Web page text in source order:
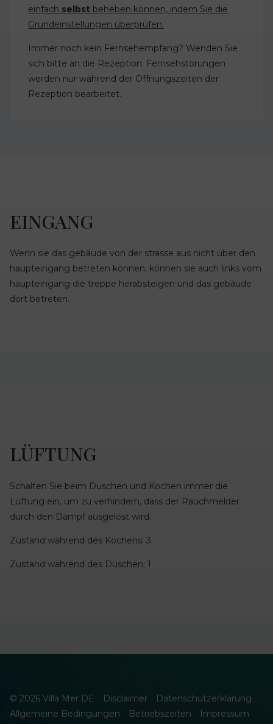
einfach selbst beheben können, indem Sie die
Grundeinstellungen überprüfen.
Immer noch kein Fernsehempfang? Wenden Sie
sich bitte an die Rezeption. Fernsehstörungen
werden nur während der Öffnungszeiten der
Rezeption bearbeitet.
EINGANG
Wenn sie das gebäude von der strasse aus nicht über den
haupteingang betreten können, können sie auch links vom
haupteingang die treppe herabsteigen und das gebäude
dort betreten.
LÜFTUNG
Schalten Sie beim Duschen und Kochen immer die
Lüftung ein, um zu verhindern, dass der Rauchmelder
durch den Dampf ausgelöst wird.
Zustand während des Kochens: 3
Zustand während des Duschen: 1
© 2026 Villa Mer DE Disclaimer
Datenschutzerklärung
Allgemeine Bedingungen
Betriebszeiten
Impressum